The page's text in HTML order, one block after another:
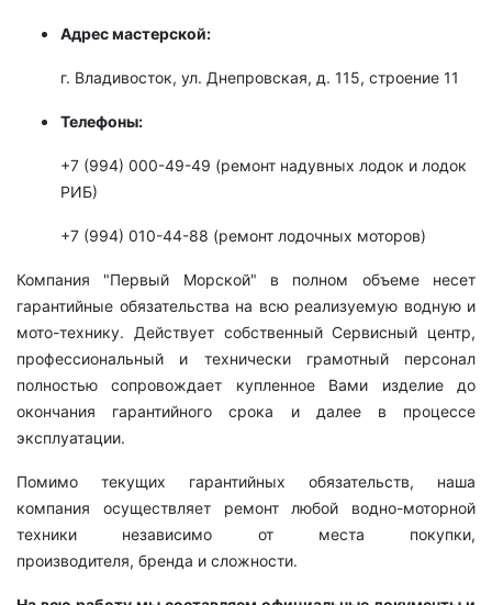
Адрес мастерской:
г. Владивосток, ул. Днепровская, д. 115, строение 11
Телефоны:
+7 (994) 000-49-49 (ремонт надувных лодок и лодок
РИБ)
+7 (994) 010-44-88 (ремонт лодочных моторов)
Компания "Первый Морской" в полном объеме несет
гарантийные обязательства на всю реализуемую водную и
мото-технику. Действует собственный Сервисный центр,
профессиональный и технически грамотный персонал
полностью сопровождает купленное Вами изделие до
окончания гарантийного срока и далее в процессе
эксплуатации.
Помимо текущих гарантийных обязательств, наша
компания осуществляет ремонт любой водно-моторной
техники независимо от места покупки,
производителя, бренда и сложности.